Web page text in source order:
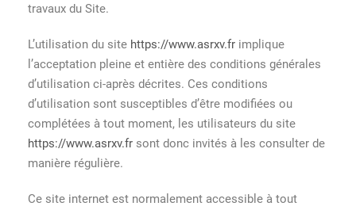
travaux du Site.
L’utilisation du site https://www.asrxv.fr implique
l’acceptation pleine et entière des conditions générales
d’utilisation ci-après décrites. Ces conditions
d’utilisation sont susceptibles d’être modifiées ou
complétées à tout moment, les utilisateurs du site
https://www.asrxv.fr sont donc invités à les consulter de
manière régulière.
Ce site internet est normalement accessible à tout